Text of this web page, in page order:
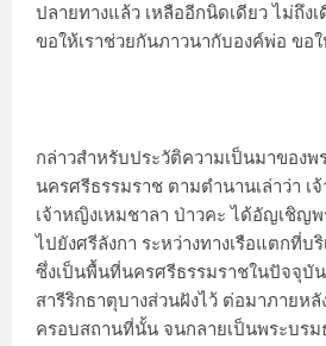
ปลายทางแล้ว เหลืออีกนิดเดียว ไม่ถึง
ขอให้เราช่วยกันภาวนากับองค์พ่อ ขอใ
กล่าวสำหรับประวัติความเป็นมาของพ
นครศรีธรรมราช ตามตำนานเล่าว่า เ
เจ้าหญิงเหมชาลา ป่าวคะ ได้อัญเชิญพ
ไปยังศรีลังกา ระหว่างทางเรือแตกที่บ
ซึ่งเป็นพื้นที่นครศรีธรรมราชในปัจจุบั
สารีริกธาตุบางส่วนฝังไว้ ต่อมาภายหลั
ครอบสถานที่นั้น จนกลายเป็นพระบร